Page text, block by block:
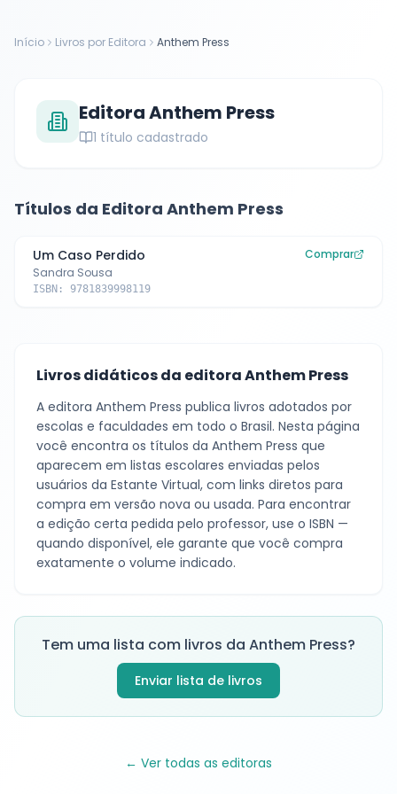
Início Livros por Editora Anthem Press
EditoraAnthem Press
1 título cadastrado
Títulos da Editora Anthem Press
Um Caso Perdido
Sandra Sousa
ISBN: 9781839998119
Comprar
Livros didáticos da editoraAnthem Press
A editora Anthem Press publica livros adotados por
escolas e faculdades em todo o Brasil. Nesta página
você encontra os títulos da Anthem Press que
aparecem em listas escolares enviadas pelos
usuários da Estante Virtual, com links diretos para
compra em versão nova ou usada. Para encontrar
a edição certa pedida pelo professor, use o ISBN —
quando disponível, ele garante que você compra
exatamente o volume indicado.
Tem uma lista com livros da Anthem Press?
Enviar lista de livros
← Ver todas as editoras